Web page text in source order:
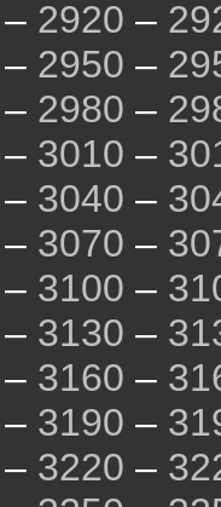
– 2920 –
– 2950 –
– 2980 –
– 3010 –
– 3040 –
– 3070 –
– 3100 –
– 3130 –
– 3160 –
– 3190 –
– 3220 –